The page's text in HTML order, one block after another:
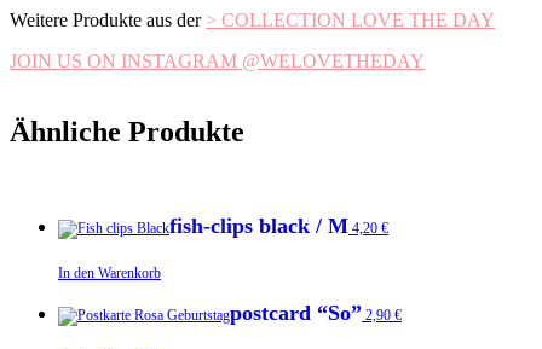
Weitere Produkte aus der > COLLECTION LOVE THE DAY
JOIN US ON INSTAGRAM @WELOVETHEDAY
Ähnliche Produkte
fish-clips black / M 4,20 €
In den Warenkorb
postcard “So” 2,90 €